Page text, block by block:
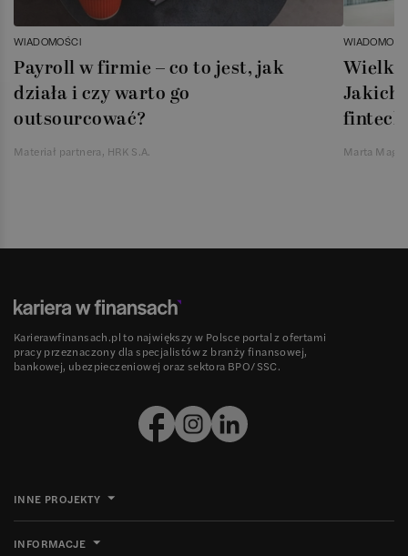
WIADOMOŚCI
Payroll w firmie – co to jest, jak
działa i czy warto go
outsourcować?
Materiał partnera, HRK S.A.
Jakich
Marta
Karierawfinansach.pl to największy w Polsce portal z ofertami
pracy przeznaczony dla specjalistów z branży finansowej,
bankowej, ubezpieczeniowej oraz sektora BPO/SSC.
INNE PROJEKTY
INFORMACJE